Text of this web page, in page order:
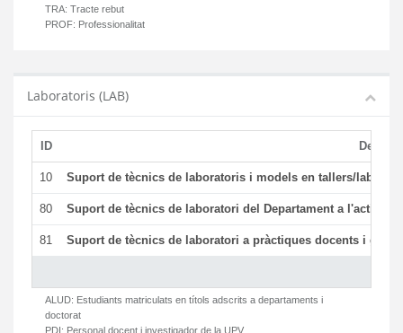
TRA: Tracte rebut
PROF: Professionalitat
Laboratoris (LAB)
ID
10 Suport de tècnics de laboratoris i models en tallers/
80 Suport de tècnics de laboratori del Departament a l'activitat
81 Suport de tècnics de laboratori a pràctiques docents i
ALUD: Estudiants matriculats en títols adscrits a departaments i
doctorat
PDI: Personal docent i investigador de la UPV